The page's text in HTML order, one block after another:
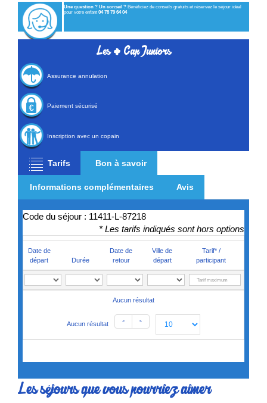
Une question ? Un conseil ? Bénéficiez de conseils gratuits et réservez le séjour idéal
pour votre enfant 04 78 79 64 04
Les+Cap Juniors
Assurance annulation
Paiement sécurisé
Inscription avec un copain
Tarifs Bon à savoir
Informations complémentaires Avis
Code du séjour : 11411-L-87218
* Les tarifs indiqués sont hors options
Date de
départ
Durée
Date de
retour
Ville de
départ
Tarif* /
participant
Aucun résultat
Aucun résultat < >
Les séjours que vous pourriez aimer